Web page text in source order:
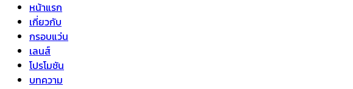
หน้าแรก
เกี่ยวกับ
กรอบแว่น
เลนส์
โปรโมชัน
บทความ